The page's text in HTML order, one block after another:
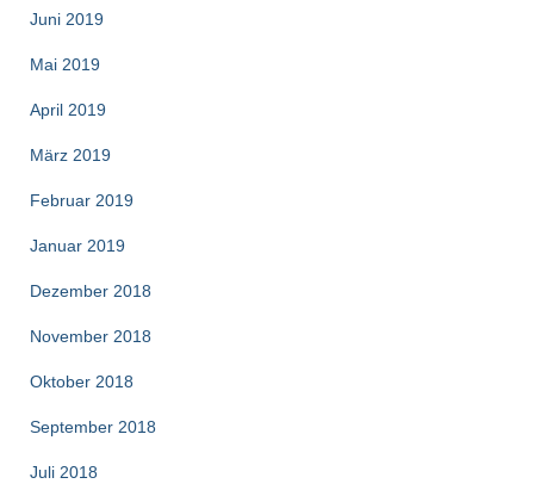
Juni 2019
Mai 2019
April 2019
März 2019
Februar 2019
Januar 2019
Dezember 2018
November 2018
Oktober 2018
September 2018
Juli 2018